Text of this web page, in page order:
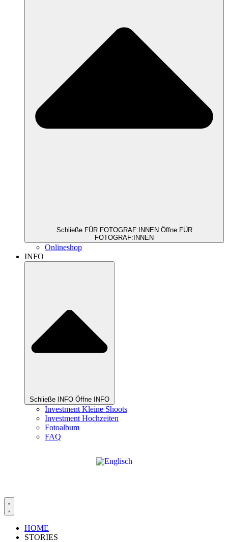
Schließe FÜR FOTOGRAF:INNEN Öffne FÜR
FOTOGRAF:INNEN
Onlineshop
INFO
Schließe INFO Öffne INFO
Investment Kleine Shoots
Investment Hochzeiten
Fotoalbum
FAQ
HOME
STORIES